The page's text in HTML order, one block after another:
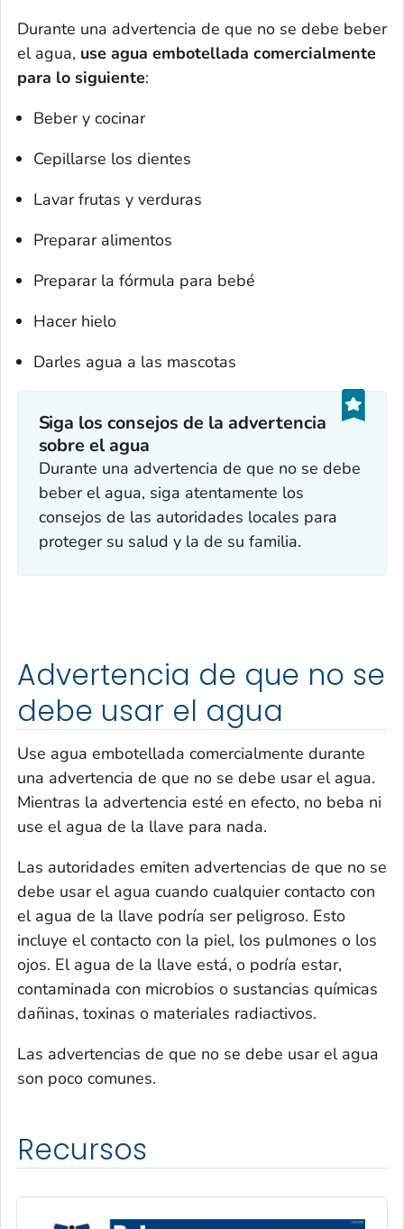
Durante una advertencia de que no se debe beber
el agua, use agua embotellada comercialmente
para lo siguiente:
Beber y cocinar
Cepillarse los dientes
Lavar frutas y verduras
Preparar alimentos
Preparar la fórmula para bebé
Hacer hielo
Darles agua a las mascotas
Siga los consejos de la advertencia
sobre el agua‎
Durante una advertencia de que no se debe
beber el agua, siga atentamente los
consejos de las autoridades locales para
proteger su salud y la de su familia.
Advertencia de que no se
debe usar el agua
Use agua embotellada comercialmente durante
una advertencia de que no se debe usar el agua.
Mientras la advertencia esté en efecto, no beba ni
use el agua de la llave para nada.
Las autoridades emiten advertencias de que no se
debe usar el agua cuando cualquier contacto con
el agua de la llave podría ser peligroso. Esto
incluye el contacto con la piel, los pulmones o los
ojos. El agua de la llave está, o podría estar,
contaminada con microbios o sustancias químicas
dañinas, toxinas o materiales radiactivos.
Las advertencias de que no se debe usar el agua
son poco comunes.
Recursos